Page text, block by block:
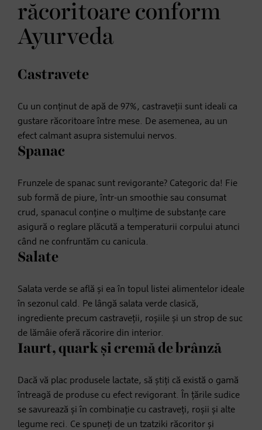
răcoritoare conform
Ayurveda
Castravete
Cu un conținut de apă de 97%, castraveții sunt ideali ca
gustare răcoritoare între mese. De asemenea, au un
efect calmant asupra sistemului nervos.
Spanac
Frunzele de spanac sunt revigorante? Categoric da! Fie
sub formă de piure, într-un smoothie sau consumat
crud, spanacul conține o mulțime de substanțe care
asigură o reglare plăcută a temperaturii corpului atunci
când ne confruntăm cu canicula.
Salate
Salata verde se află și ea în topul listei alimentelor ideale
în sezonul cald. Pe lângă salata verde clasică,
ingrediente precum castraveții, roșiile și un strop de suc
de lămâie oferă răcorire din interior.
Iaurt, quark și cremă de brânză
Dacă vă plac produsele lactate, să știți că există o gamă
întreagă de produse cu efect revigorant. În țările sudice
se savurează și în combinație cu castraveți, roșii și alte
legume reci. Ce spuneți de un tzatziki răcoritor și